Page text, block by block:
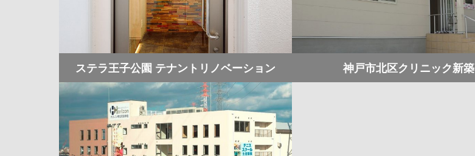
ステラ王子公園 テナントリノベーション 神戸市北区クリニック新築